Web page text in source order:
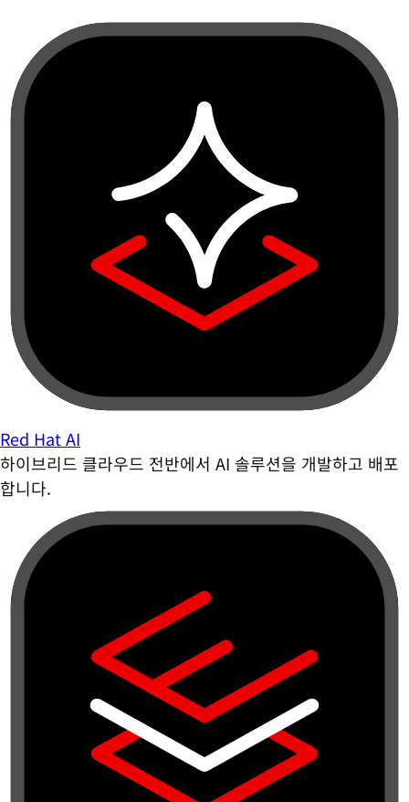
Red Hat AI
하이브리드 클라우드 전반에서 AI 솔루션을 개발하고 배포
합니다.